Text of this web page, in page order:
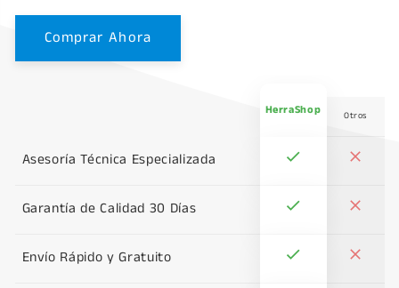
Comprar Ahora
HerraShop Otros
Asesoría Técnica Especializada
Garantía de Calidad 30 Días
Envío Rápido y Gratuito